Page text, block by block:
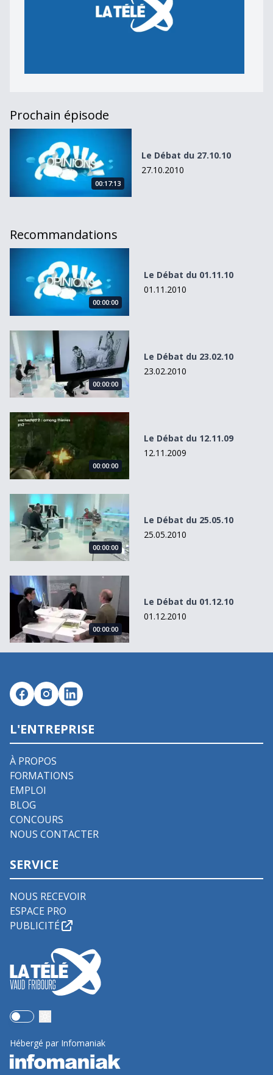
Prochain épisode
00:17:13
Le Débat du 27.10.10
27.10.2010
Recommandations
00:00:00
Le Débat du 01.11.10
01.11.2010
Le Débat du 23.02.10
00:00:00
Le Débat du 23.02.10
23.02.2010
Le Débat du 12.11.09
00:00:00
Le Débat du 12.11.09
12.11.2009
Le Débat du 25.05.10
00:00:00
Le Débat du 25.05.10
25.05.2010
Le Débat du 01.12.10
00:00:00
Le Débat du 01.12.10
01.12.2010
L'ENTREPRISE
À PROPOS
FORMATIONS
EMPLOI
BLOG
CONCOURS
NOUS CONTACTER
SERVICE
NOUS RECEVOIR
ESPACE PRO
PUBLICITÉ
Use setting
Hébergé par Infomaniak